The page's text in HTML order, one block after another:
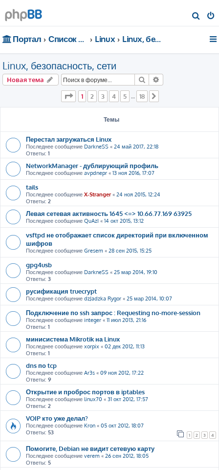
о
Портал Список форумов Linux Linux, безопасность, сети
Linux, безопасность, сети
Новая тема Поиск
Страница из 18
1 2 3 4 5 … 18
Темы
Перестал загружаться Linux
Последнее сообщение DarkneSS « 24 май 2017, 22:18
Ответы: 1
NetworkManager - дублирующий профиль
Последнее сообщение avpdnepr « 13 ноя 2016, 17:07
tails
Последнее сообщение X-Stranger« 24 ноя 2015, 12:24
Ответы: 2
Левая сетевая активность 1645 <=> 10.66.77.169 63925
Последнее сообщение QuAzI « 14 окт 2015, 13:12
vsftpd не отображает список директорий при включенном
шифров
Последнее сообщение Gresem « 28 сен 2015, 15:25
gpg4usb
Последнее сообщение DarkneSS « 25 мар 2014, 19:10
Ответы: 3
русификация truecrypt
Последнее сообщение dzJadzka Rygor « 25 мар 2014, 10:07
Подключение по ssh запрос : Requesting no-more-session
Последнее сообщение integer « 11 июл 2013, 21:16
Ответы: 1
минисистема Mikrotik на Linux
Последнее сообщение xorpix « 02 дек 2012, 11:13
Ответы: 1
dns по tcp
Последнее сообщение Ar3s « 09 ноя 2012, 17:22
Ответы: 9
Открытие и проброс портов в iptables
Последнее сообщение linux70 « 31 окт 2012, 17:57
Ответы: 2
VOIP кто уже делал?
Последнее сообщение Kron « 05 окт 2012, 18:07
Ответы: 53 1 2 3 4
Помогите, Debian не видит сетевую карту
Последнее сообщение verem « 26 сен 2012, 18:05
Ответы: 5